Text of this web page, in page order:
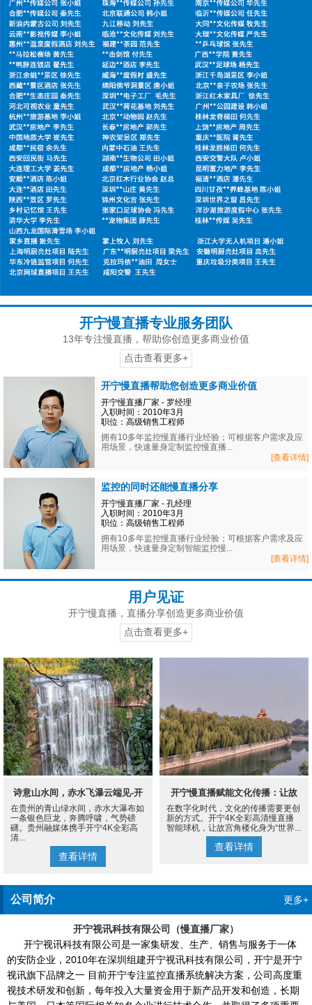
开宁慢直播专业服务团队
13年专注慢直播，帮助你创造更多商业价值
点击查看更多+
开宁慢直播帮助您创造更多商业价值
开宁慢直播厂家 - 罗经理
入职时间：2010年3月
职位：高级销售工程师
拥有10多年监控慢直播行业经验；可根据客户需求及应
用场景，快速量身定制监控慢直播...
[查看详情]
监控的同时还能慢直播分享
开宁慢直播厂家 - 孔经理
入职时间：2010年3月
职位：高级销售工程师
拥有10多年监控慢直播行业经验；可根据客户需求及应
用场景，快速量身定制智能监控慢...
[查看详情]
用户见证
开宁慢直播，直播分享创造更多商业价值
点击查看更多+
诗意山水间，赤水飞瀑云端见-开
宁4K慢直播摄像机
在贵州的青山绿水间，赤水大瀑布如
一条银色巨龙，奔腾呼啸，气势磅
礴。贵州融媒体携手开宁4K全彩高
清...
查看详情
开宁慢直播赋能文化传播：让故
宫角楼成为世界的文化客厅
在数字化时代，文化的传播需要更创
新的方式。开宁4K全彩高清慢直播
智能球机，让故宫角楼化身为“世界...
查看详情
公司简介 更多+
开宁视讯科技有限公司（慢直播厂家）
开宁视讯科技有限公司是一家集研发、生产、销售与服务于一体
的安防企业，2010年在深圳组建开宁视讯科技有限公司，开宁是开宁
视讯旗下品牌之一 目前开宁专注监控直播系统解决方案，公司高度重
视技术研发和创新，每年投入大量资金用于新产品开发和创造，长期